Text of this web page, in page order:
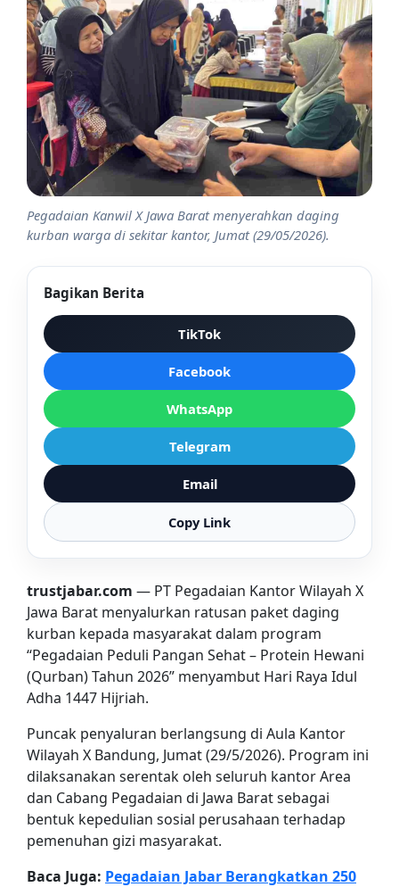
Pegadaian Kanwil X Jawa Barat menyerahkan daging
kurban warga di sekitar kantor, Jumat (29/05/2026).
Bagikan Berita
TikTok
Facebook
WhatsApp
Telegram
Email
Copy Link
trustjabar.com — PT Pegadaian Kantor Wilayah X
Jawa Barat menyalurkan ratusan paket daging
kurban kepada masyarakat dalam program
“Pegadaian Peduli Pangan Sehat – Protein Hewani
(Qurban) Tahun 2026” menyambut Hari Raya Idul
Adha 1447 Hijriah.
Puncak penyaluran berlangsung di Aula Kantor
Wilayah X Bandung, Jumat (29/5/2026). Program ini
dilaksanakan serentak oleh seluruh kantor Area
dan Cabang Pegadaian di Jawa Barat sebagai
bentuk kepedulian sosial perusahaan terhadap
pemenuhan gizi masyarakat.
Baca Juga: Pegadaian Jabar Berangkatkan 250